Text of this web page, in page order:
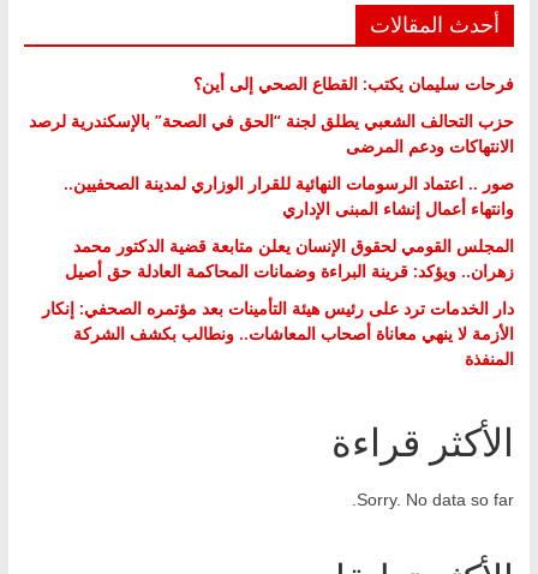
أحدث المقالات
فرحات سليمان يكتب: القطاع الصحي إلى أين؟
حزب التحالف الشعبي يطلق لجنة “الحق في الصحة” بالإسكندرية لرصد
الانتهاكات ودعم المرضى
صور .. اعتماد الرسومات النهائية للقرار الوزاري لمدينة الصحفيين..
وانتهاء أعمال إنشاء المبنى الإداري
المجلس القومي لحقوق الإنسان يعلن متابعة قضية الدكتور محمد
زهران.. ويؤكد: قرينة البراءة وضمانات المحاكمة العادلة حق أصيل
دار الخدمات ترد على رئيس هيئة التأمينات بعد مؤتمره الصحفي: إنكار
الأزمة لا ينهي معاناة أصحاب المعاشات.. ونطالب بكشف الشركة
المنفذة
الأكثر قراءة
Sorry. No data so far.